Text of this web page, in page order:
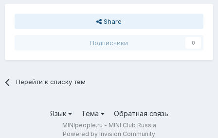
Share
Подписчики 0
Перейти к списку тем
Язык Тема Обратная связь
MINIpeople.ru - MINI Club Russia
Powered by Invision Community